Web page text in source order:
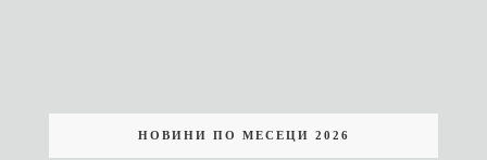
НОВИНИ ПО МЕСЕЦИ 2026